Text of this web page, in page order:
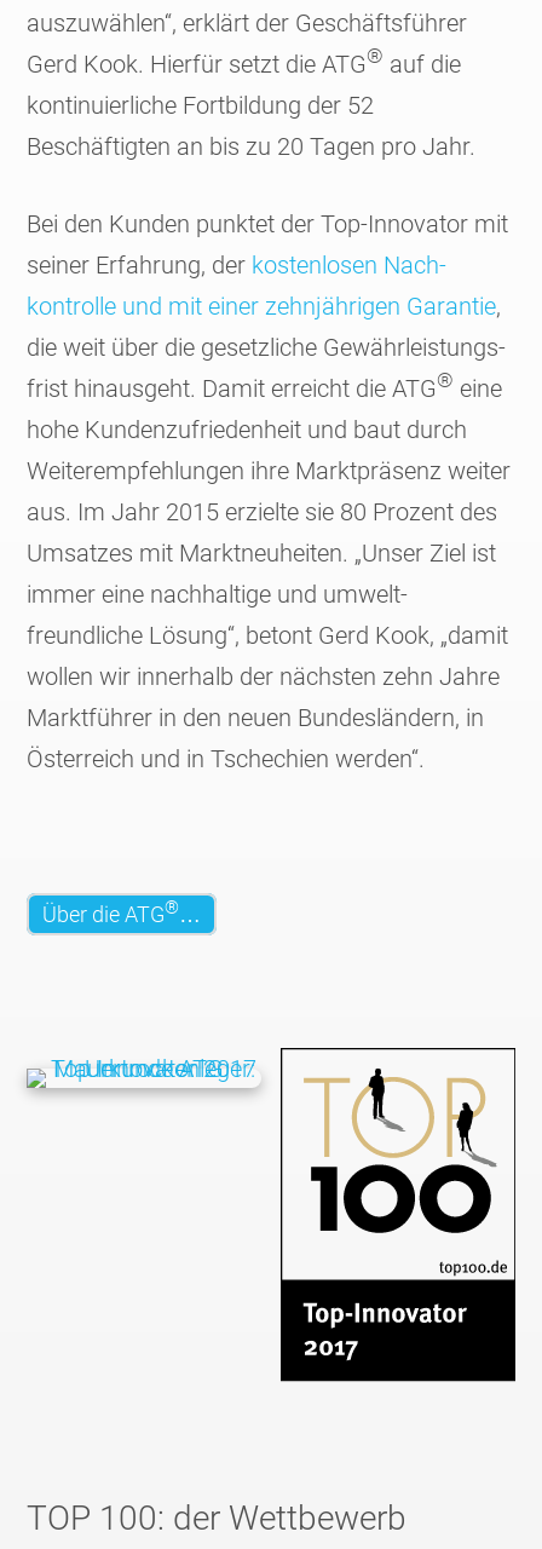
auszuwählen“, erklärt der Geschäftsführer
Gerd Kook. Hierfür setzt die ATG® auf die
kontinuierliche Fort­bildung der 52
Beschäftigten an bis zu 20 Tagen pro Jahr.
Bei den Kunden punktet der Top-Innovator mit
seiner Erfahrung, der kostenlosen Nach­
kontrolle und mit einer zehnjährigen Garantie,
die weit über die gesetzliche Gewährleistungs­
frist hinausgeht. Damit erreicht die ATG® eine
hohe Kunden­zufriedenheit und baut durch
Weiter­empfehlungen ihre Marktpräsenz weiter
aus. Im Jahr 2015 erzielte sie 80 Prozent des
Umsatzes mit Marktneu­heiten. „Unser Ziel ist
immer eine nachhaltige und umwelt­
freundliche Lösung“, betont Gerd Kook, „damit
wollen wir innerhalb der nächsten zehn Jahre
Marktführer in den neuen Bundesländern, in
Österreich und in Tschechien werden“.
Über die ATG®…
TOP 100: der Wettbewerb